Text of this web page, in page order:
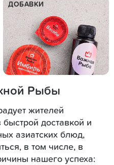
ДОБАВКИ
Рыбы
жителей
доставкой и
азиатских блюд,
в том числе, в
нашего успеха: